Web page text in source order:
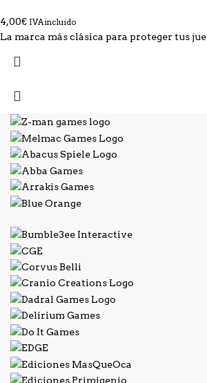
4,00€ IVA incluido
La marca más clásica para proteger tus